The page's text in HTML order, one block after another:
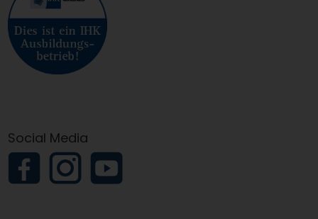
Social Media